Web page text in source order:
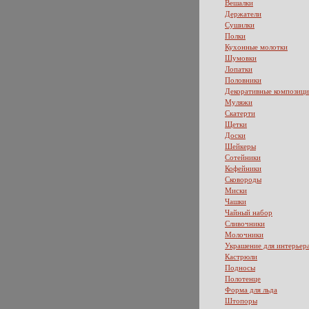
Вешалки
Держатели
Сушилки
Полки
Кухонные молотки
Шумовки
Лопатки
Половники
Декоративные
Муляжи
Скатерти
Щетки
Доски
Шейкеры
Сотейники
Кофейники
Сковороды
Миски
Чашки
Чайный набор
Сливочники
Молочники
Украшение для
Кастрюли
Подносы
Полотенце
Форма для льда
Штопоры